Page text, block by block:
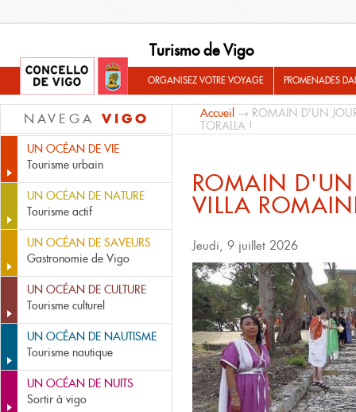
Turismo de Vigo
ORGANISEZ VOTRE VOYAGE PROMENADES
NAVEGA VIGO
UN OCÉAN DE VIE
Tourisme urbain
UN OCÉAN DE NATURE
Tourisme actif
UN OCÉAN DE SAVEURS
Gastronomie de Vigo
UN OCÉAN DE CULTURE
Tourisme culturel
UN OCÉAN DE NAUTISME
Tourisme nautique
UN OCÉAN DE NUITS
Sortir à vigo
Accueil → ROMAIN D'UN
TORALLA !
ROMAIN
VILLA
Jeudi, 9 juillet 2026